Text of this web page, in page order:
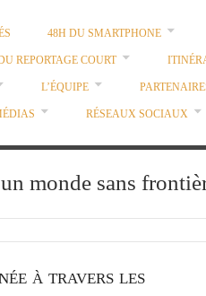
48H DU SMARTPHONE
REPORTAGE COURT
L’ÉQUIPE
RÉSEAUX SOCIAUX
monde sans
À TRAVERS LES